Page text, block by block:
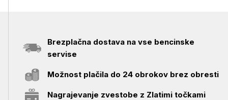
Brezplačna dostava na vse bencinske
servise
Možnost plačila do 24 obrokov brez obresti
Nagrajevanje zvestobe z Zlatimi točkami